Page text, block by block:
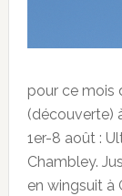
pour ce mois
(découverte)
1er-8 août :
Chambley.
en wingsuit à